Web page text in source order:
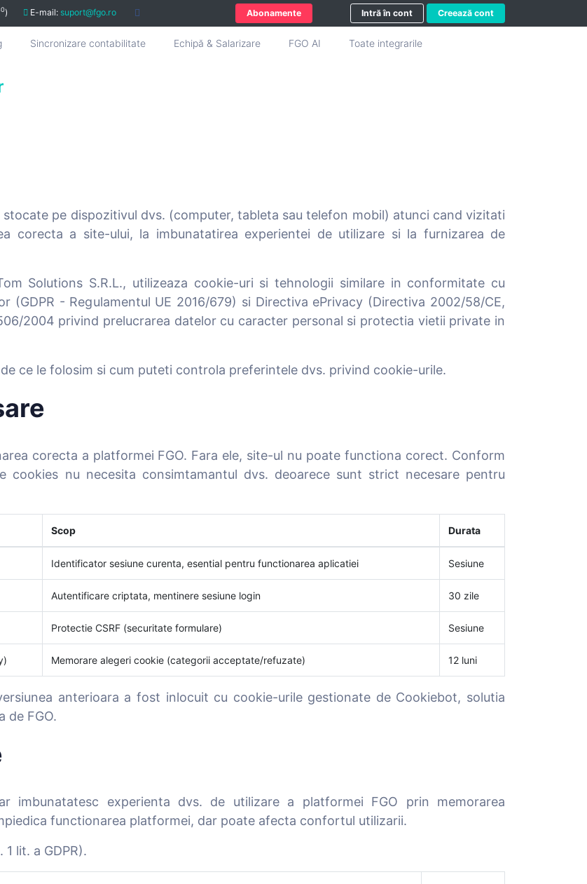
) E-mail: suport@fgo.ro Abonamente Intră în cont Creează cont
Sincronizare contabilitate Echipă & Salarizare FGO AI Toate integrarile
pe dispozitivul dvs. (computer, tableta sau telefon mobil) atunci cand vizitati
corecta a site-ului, la imbunatatirea experientei de utilizare si la furnizarea de
Solutions S.R.L., utilizeaza cookie-uri si tehnologii similare in conformitate cu
(GDPR - Regulamentul UE 2016/679) si Directiva ePrivacy (Directiva 2002/58/CE,
2004 privind prelucrarea datelor cu caracter personal si protectia vietii private in
ce le folosim si cum puteti controla preferintele dvs. privind cookie-urile.
corecta a platformei FGO. Fara ele, site-ul nu poate functiona corect. Conform
nu necesita consimtamantul dvs. deoarece sunt strict necesare pentru
Scop Durata
Identificator sesiune curenta, esential pentru functionarea aplicatiei Sesiune
Autentificare criptata, mentinere sesiune login 30 zile
Protectie CSRF (securitate formulare) Sesiune
Memorare alegeri cookie (categorii acceptate/refuzate) 12 luni
anterioara a fost inlocuit cu cookie-urile gestionate de Cookiebot, solutia
de FGO.
imbunatatesc experienta dvs. de utilizare a platformei FGO prin memorarea
functionarea platformei, dar poate afecta confortul utilizarii.
lit. a GDPR).